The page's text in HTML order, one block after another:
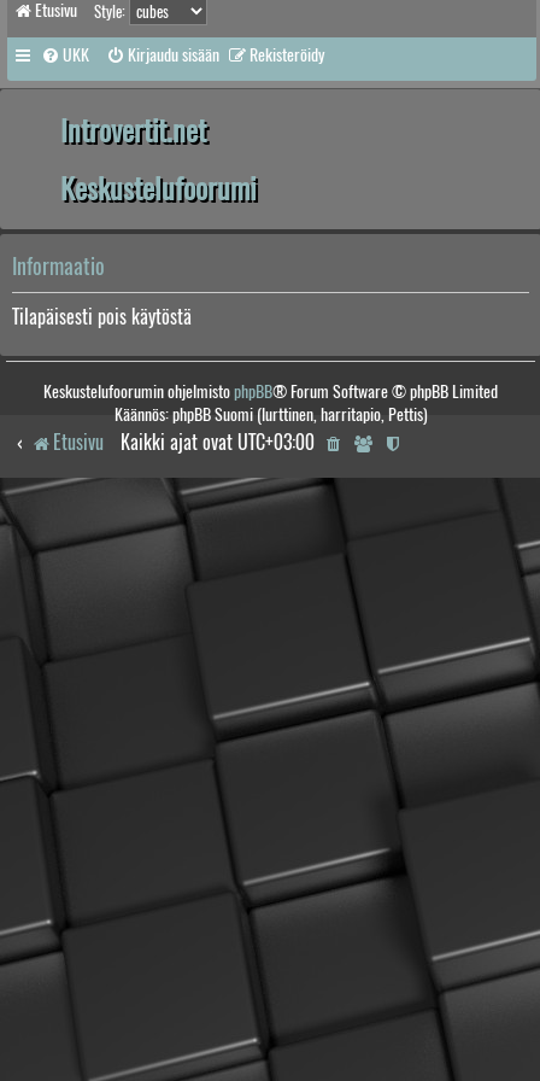
Etusivu Style:
UKK Kirjaudu sisään Rekisteröidy
Introvertit.net
Keskustelufoorumi
Informaatio
Tilapäisesti pois käytöstä
Keskustelufoorumin ohjelmistophpBB® Forum Software © phpBB Limited
Käännös: phpBB Suomi (lurttinen, harritapio, Pettis)
Etusivu Kaikki ajat ovat UTC+03:00